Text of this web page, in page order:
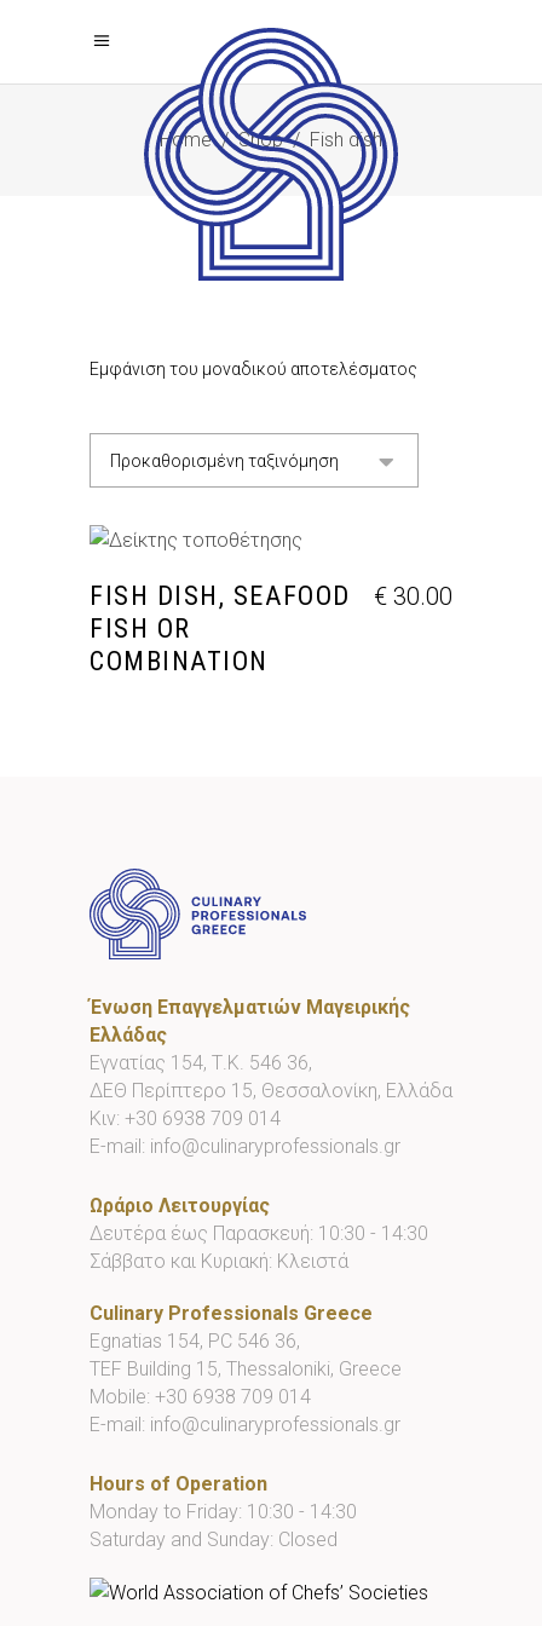
Home/Shop/Fish dish
Εμφάνιση του μοναδικού αποτελέσματος
Προκαθορισμένη ταξινόμηση
ΠΡΟΣΘΉΚΗ ΣΤΟ ΚΑΛΆΘΙ
FISH DISH, SEAFOOD
FISH OR
COMBINATION
€ 30.00
Ένωση Επαγγελματιών Μαγειρικής
Ελλάδας
Εγνατίας 154, Τ.Κ. 546 36,
ΔΕΘ Περίπτερο 15, Θεσσαλονίκη, Ελλάδα
Κιν: +30 6938 709 014
E-mail: info@culinaryprofessionals.gr
Ωράριο Λειτουργίας
Δευτέρα έως Παρασκευή: 10:30 - 14:30
Σάββατο και Κυριακή: Κλειστά
Culinary Professionals Greece
Egnatias 154, PC 546 36,
TEF Building 15, Thessaloniki, Greece
Mobile: +30 6938 709 014
E-mail: info@culinaryprofessionals.gr
Hours of Operation
Monday to Friday: 10:30 - 14:30
Saturday and Sunday: Closed